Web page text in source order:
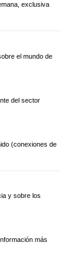
exclusiva
el mundo de
del sector
(conexiones de
y sobre los
más